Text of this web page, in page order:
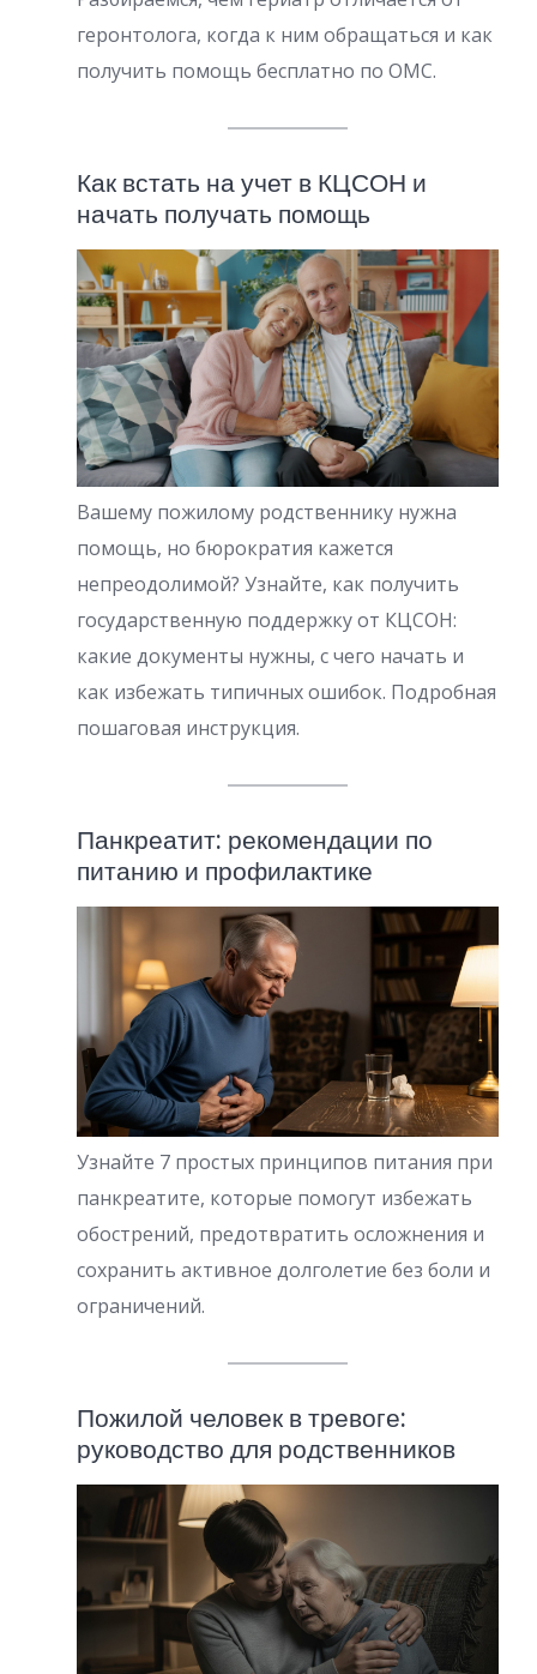
геронтолога, когда к ним обращаться и как
получить помощь бесплатно по ОМС.
Как встать на учет в КЦСОН и
начать получать помощь
Вашему пожилому родственнику нужна
помощь, но бюрократия кажется
непреодолимой? Узнайте, как получить
государственную поддержку от КЦСОН:
какие документы нужны, с чего начать и
как избежать типичных ошибок. Подробная
пошаговая инструкция.
Панкреатит: рекомендации по
питанию и профилактике
Узнайте 7 простых принципов питания при
панкреатите, которые помогут избежать
обострений, предотвратить осложнения и
сохранить активное долголетие без боли и
ограничений.
Пожилой человек в тревоге:
руководство для родственников